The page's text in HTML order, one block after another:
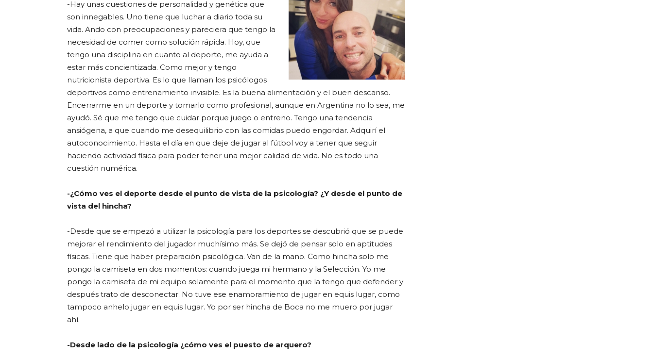
-Hay unas cuestiones de personalidad y genética que
son innegables. Uno tiene que luchar a diario toda su
vida. Ando con preocupaciones y pareciera que tengo la
necesidad de comer como solución rápida. Hoy, que
tengo una disciplina en cuanto al deporte, me ayuda a
estar más concientizada. Como mejor y tengo
nutricionista deportiva. Es lo que llaman los psicólogos
deportivos como entrenamiento invisible. Es la buena alimentación y el buen descanso.
Encerrarme en un deporte y tomarlo como profesional, aunque en Argentina no lo sea, me
ayudó. Sé que me tengo que cuidar porque juego o entreno. Tengo una tendencia
ansiógena, a que cuando me desequilibrio con las comidas puedo engordar. Adquirí el
autoconocimiento. Hasta el día en que deje de jugar al fútbol voy a tener que seguir
haciendo actividad física para poder tener una mejor calidad de vida. No es todo una
cuestión numérica.
-¿Cómo ves el deporte desde el punto de vista de la psicología? ¿Y desde el punto de
vista del hincha?
-Desde que se empezó a utilizar la psicología para los deportes se descubrió que se puede
mejorar el rendimiento del jugador muchísimo más. Se dejó de pensar solo en aptitudes
físicas. Tiene que haber preparación psicológica. Van de la mano. Como hincha solo me
pongo la camiseta en dos momentos: cuando juega mi hermano y la Selección. Yo me
pongo la camiseta de mi equipo solamente para el momento que la tengo que defender y
después trato de desconectar. No tuve ese enamoramiento de jugar en equis lugar, como
tampoco anhelo jugar en equis lugar. Yo por ser hincha de Boca no me muero por jugar
ahí.
-Desde lado de la psicología ¿cómo ves el puesto de arquero?